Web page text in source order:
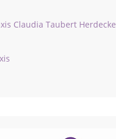
Claudia Taubert Herdecke